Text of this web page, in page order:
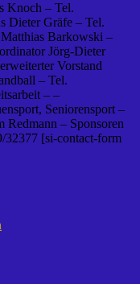
Knoch – Tel.
Dieter Gräfe – Tel.
Barkowski –
Jörg-Dieter
Vorstand
– Tel.
– –
Seniorensport –
Redmann – Sponsoren
32377 [si-contact-form